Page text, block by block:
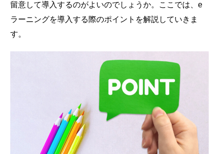
留意して導入するのがよいのでしょうか。ここでは、e
ラーニングを導入する際のポイントを解説していきま
す。